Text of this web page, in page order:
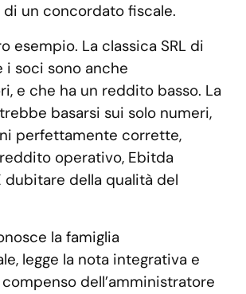
di un concordato fiscale.
esempio. La classica SRL di
i soci sono anche
e che ha un reddito basso. La
basarsi sui solo numeri,
perfettamente corrette,
operativo, Ebitda
dubitare della qualità del
la famiglia
legge la nota integrativa e
dell’amministratore